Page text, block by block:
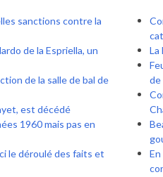
sanctions contre la
de la Espriella, un
de la salle de bal de
est décédé
1960 mais pas en
le déroulé des faits et
La
de